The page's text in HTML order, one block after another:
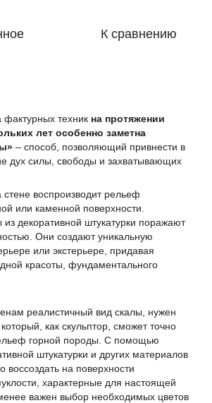
К сравнению
техник на протяжении
лет особенно заметна
– способ, позволяющий привнести в
дух силы, свободы и захватывающих
воспроизводит рельеф
или каменной поверхности.
декоративной штукатурки поражают
Они создают уникальную
или экстерьере, придавая
красоты, фундаментального
реалистичный вид скалы, нужен
как скульптор, сможет точно
горной породы. С помощью
штукатурки и других материалов
воссоздать на поверхности
характерные для настоящей
важен выбор необходимых цветов